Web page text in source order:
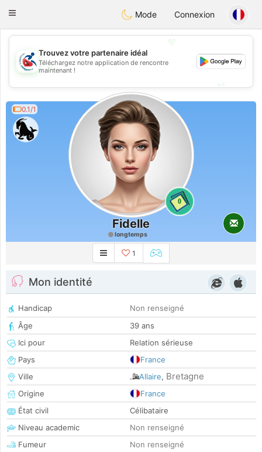
Handi Space
Toggle
Mode Connexion
💖
💕
Trouvez votre partenaire idéal
Téléchargez notre application de rencontre
maintenant !
0.1/1
0
Fidelle
longtemps
1
Mon identité
Handicap
Non renseigné
Âge
39 ans
Ici pour
Relation sérieuse
Pays
France
Ville
Allaire, Bretagne
Origine
France
État civil
Célibataire
Niveau academic
Non renseigné
Fumeur
Non renseigné